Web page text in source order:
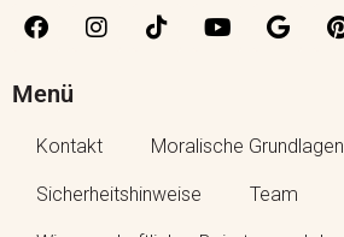
Menü
Kontakt Moralische Grundlagen
Sicherheitshinweise Team